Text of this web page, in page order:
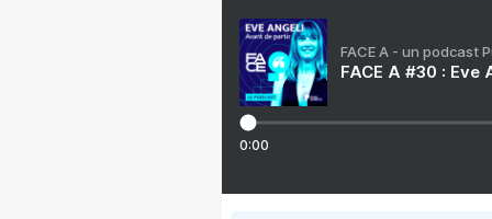
FACE A - un podcast
FACE A #30 :
0:00